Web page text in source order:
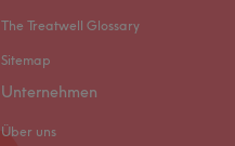
The Treatwell Glossary
Sitemap
Unternehmen
Über uns